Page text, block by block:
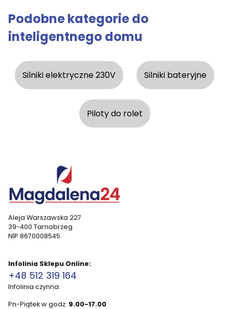
Podobne kategorie do
inteligentnego domu
Silniki elektryczne 230V Silniki bateryjne
Piloty do rolet
Aleja Warszawska 227
39-400 Tarnobrzeg
NIP 8670008545
Infolinia Sklepu Online:
+48 512 319 164
Infolinia czynna:
Pn-Piątek w godz: 9.00-17.00